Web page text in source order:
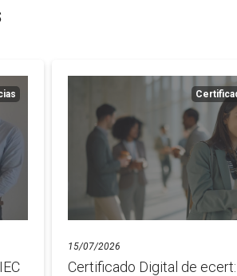
15/07/2026
Certificado Digital de